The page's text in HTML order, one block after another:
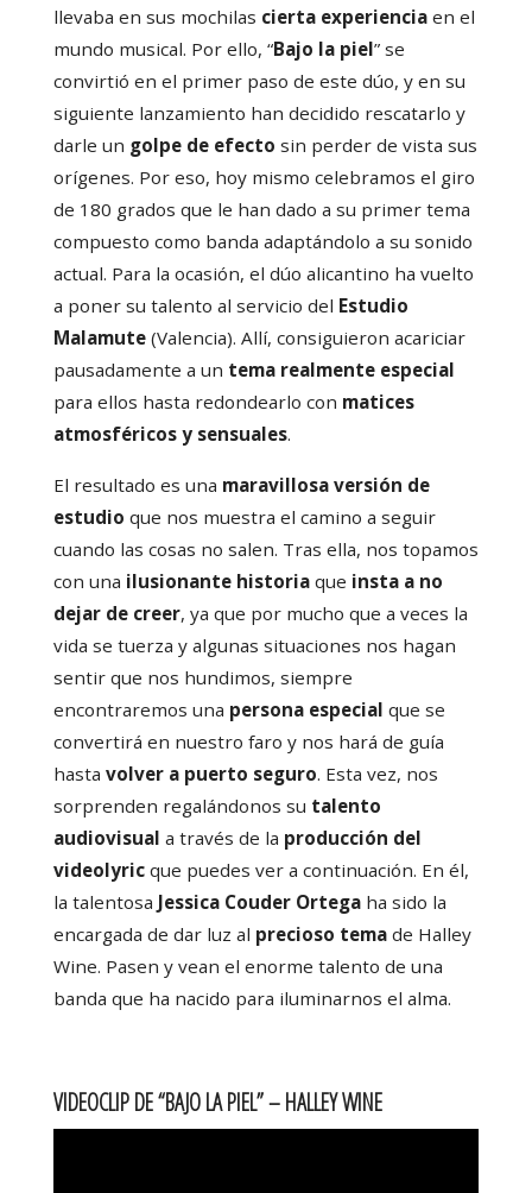
llevaba en sus mochilas cierta experienciaen el
mundo musical. Por ello, “Bajo la piel” se
convirtió en el primer paso de este dúo, y en su
siguiente lanzamiento han decidido rescatarlo y
darle un golpe de efecto sin perder de vista sus
orígenes. Por eso, hoy mismo celebramos el giro
de 180 grados que le han dado a su primer tema
compuesto como banda adaptándolo a su sonido
actual. Para la ocasión, el dúo alicantino ha vuelto
a poner su talento al servicio del Estudio
Malamute(Valencia). Allí, consiguieron acariciar
pausadamente a un tema realmente especial
para ellos hasta redondearlo con matices
atmosféricos y sensuales.
El resultado es una maravillosa versión de
estudio que nos muestra el camino a seguir
cuando las cosas no salen. Tras ella, nos topamos
con una ilusionante historiaque insta a no
dejar de creer, ya que por mucho que a veces la
vida se tuerza y algunas situaciones nos hagan
sentir que nos hundimos, siempre
encontraremos una persona especial que se
convertirá en nuestro faro y nos hará de guía
hasta volver a puerto seguro. Esta vez, nos
sorprenden regalándonos su talento
audiovisual a través de la producción del
videolyricque puedes ver a continuación. En él,
la talentosa Jessica Couder Ortegaha sido la
encargada de dar luz al precioso temade Halley
Wine. Pasen y vean el enorme talento de una
banda que ha nacido para iluminarnos el alma.
VIDEOCLIP DE “BAJO LA PIEL” – HALLEY WINE